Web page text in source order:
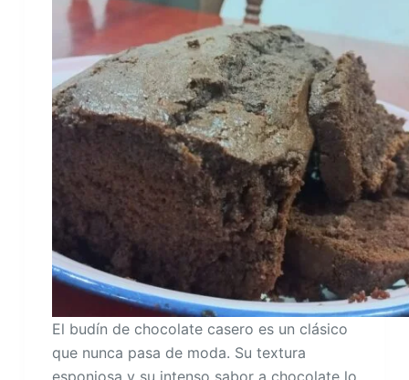
El budín de chocolate casero es un clásico
que nunca pasa de moda. Su textura
esponjosa y su intenso sabor a chocolate lo